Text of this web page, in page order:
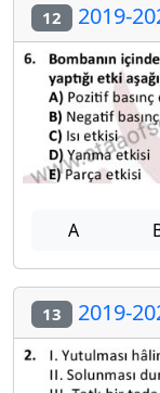
12 2019-
A
13 2019-